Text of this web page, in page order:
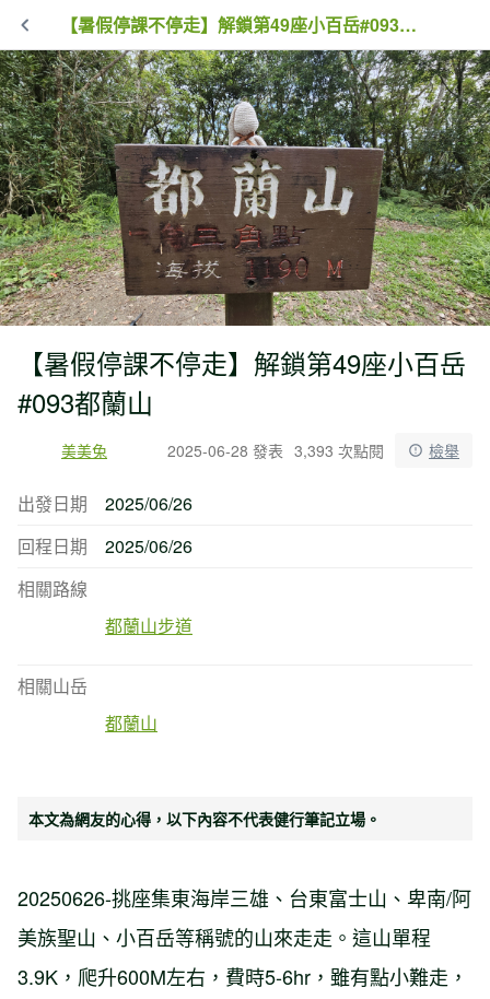
【暑假停課不停走】解鎖第49座小百岳#093都蘭山
【暑假停課不停走】解鎖第49座小百岳
#093都蘭山
美美兔 2025-06-28 發表 3,393 次點閱 檢舉
出發日期
2025/06/26
回程日期
2025/06/26
相關路線
都蘭山步道
相關山岳
都蘭山
本文為網友的心得，以下內容不代表健行筆記立場。
20250626-挑座集東海岸三雄、台東富士山、卑南/阿
美族聖山、小百岳等稱號的山來走走。這山單程
3.9K，爬升600M左右，費時5-6hr，雖有點小難走，